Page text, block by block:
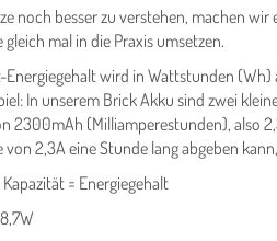
noch besser zu verstehen, machen
gleich mal in die Praxis umsetzen.
Energiegehalt wird in Wattstunden
In unserem Brick Akku sind zwei
2300mAh (Milliamperestunden), also
2,3A eine Stunde lang abgeben
= Energiegehalt